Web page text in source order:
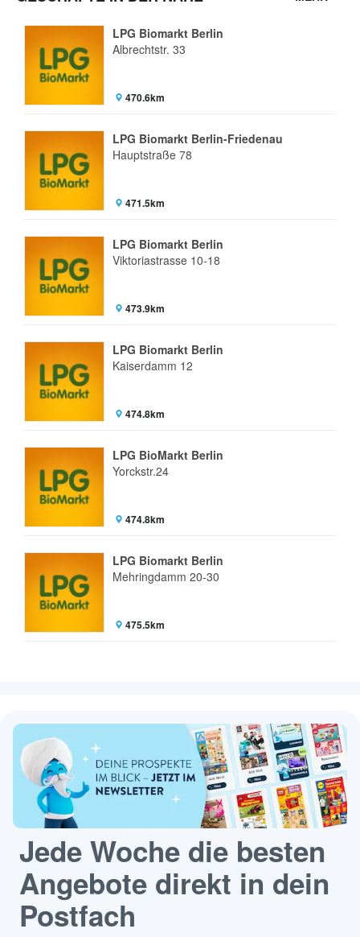
LPG Biomarkt Berlin
Albrechtstr. 33
470.6km
LPG Biomarkt Berlin-Friedenau
Hauptstraße 78
471.5km
LPG Biomarkt Berlin
Viktoriastrasse 10-18
473.9km
LPG Biomarkt Berlin
Kaiserdamm 12
474.8km
LPG BioMarkt Berlin
Yorckstr.24
474.8km
LPG Biomarkt Berlin
Mehringdamm 20-30
475.5km
Jede Woche die besten
Angebote direkt in dein
Postfach